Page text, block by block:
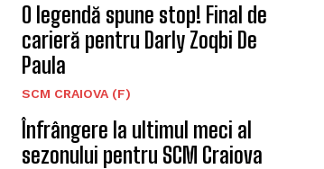
O legendă spune stop! Final de
carieră pentru Darly Zoqbi De
Paula
SCM CRAIOVA (F)
Înfrângere la ultimul meci al
sezonului pentru SCM Craiova